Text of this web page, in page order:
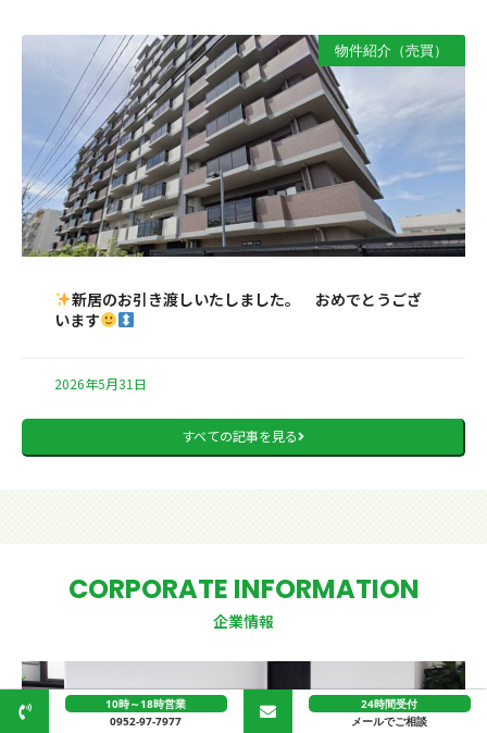
物件紹介（売買）
新居のお引き渡しいたしました。 おめでとうござ
います
2026年5月31日
すべての記事を見る
CORPORATE INFORMATION
企業情報
10時～18時営業
0952-97-7977
24時間受付
メールでご相談